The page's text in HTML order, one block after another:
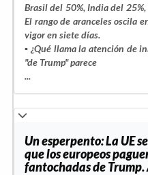
Brasil del 50%, India del
El rango de aranceles oscila
vigor en siete días.
▪️ ¿Qué llama la atención de
"de Trump" parece
...
Un esperpento: La UE
que los europeos
fantochadas de